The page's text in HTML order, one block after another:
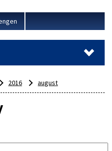
na možné...
2016 august